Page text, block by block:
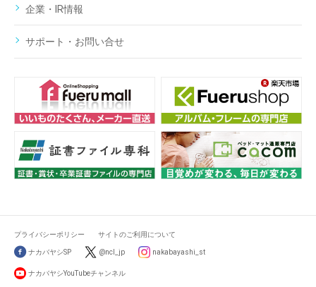
企業・IR情報
サポート・お問い合せ
プライバシーポリシー サイトのご利用について
ナカバヤシSP @ncl_jp nakabayashi_st
ナカバヤシYouTubeチャンネル